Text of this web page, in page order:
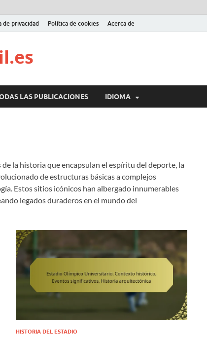
de privacidad Política de cookies Acerca de
LAS PUBLICACIONES IDIOMA
la historia que encapsulan el espíritu del deporte, la
de estructuras básicas a complejos
Estos sitios icónicos han albergado innumerables
legados duraderos en el mundo del
HISTORIA DEL ESTADIO